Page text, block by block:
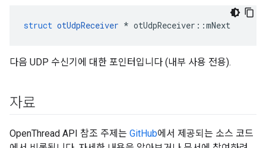
struct otUdpReceiver * otUdpReceiver ::mNext
다음 UDP 수신기에 대한 포인터입니다 (내부 사용 전용).
자료
OpenThread API 참조 주제는 GitHub에서 제공되는 소스 코드